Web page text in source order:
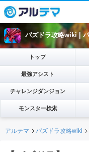
パズドラ攻略wiki |
トップ
最強アシスト
チャレンジダンジョン
モンスター検索
アルテマ パズドラ攻略wiki